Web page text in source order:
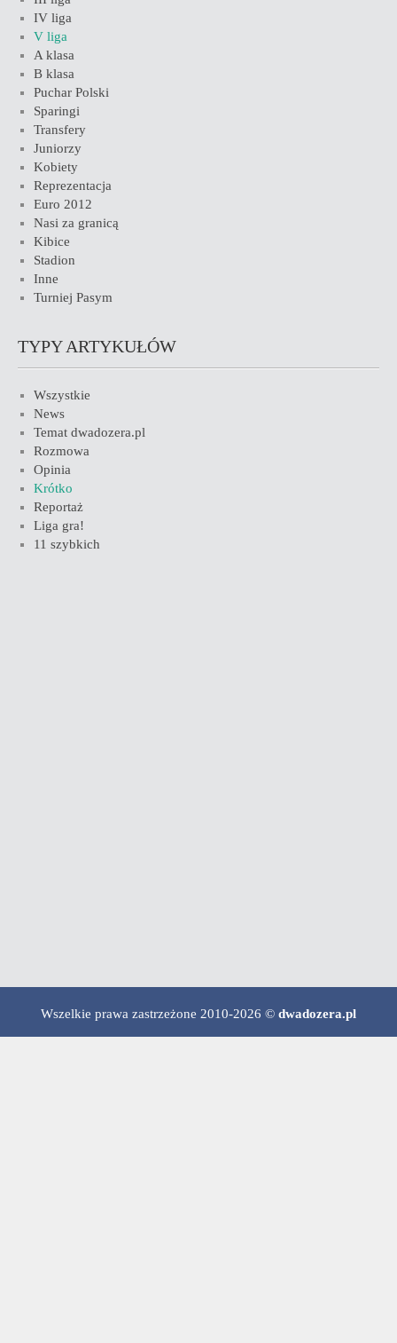
IV liga
V liga
A klasa
B klasa
Puchar Polski
Sparingi
Transfery
Juniorzy
Kobiety
Reprezentacja
Euro 2012
Nasi za granicą
Kibice
Stadion
Inne
Turniej Pasym
TYPY ARTYKUŁÓW
Wszystkie
News
Temat dwadozera.pl
Rozmowa
Opinia
Krótko
Reportaż
Liga gra!
11 szybkich
Wszelkie prawa zastrzeżone 2010-2026 © dwadozera.pl